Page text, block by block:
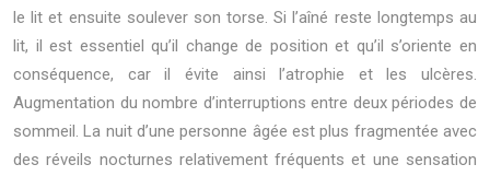
le lit et ensuite soulever son torse. Si l’aîné reste longtemps au
lit, il est essentiel qu’il change de position et qu’il s’oriente en
conséquence, car il évite ainsi l’atrophie et les ulcères.
Augmentation du nombre d’interruptions entre deux périodes de
sommeil. La nuit d’une personne âgée est plus fragmentée avec
des réveils nocturnes relativement fréquents et une sensation